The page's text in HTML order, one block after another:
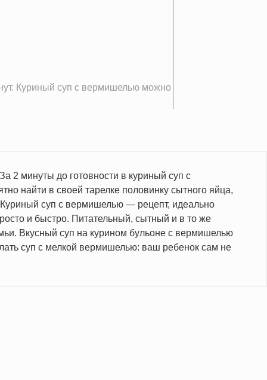
суп с вермишелью можно
2 минуты до готовности в куриный суп с
найти в своей тарелке половинку сытного яйца,
суп с вермишелью — рецепт, идеально
и быстро. Питательный, сытный и в то же
Вкусный суп на курином бульоне с вермишелью
суп с мелкой вермишелью: ваш ребенок сам не